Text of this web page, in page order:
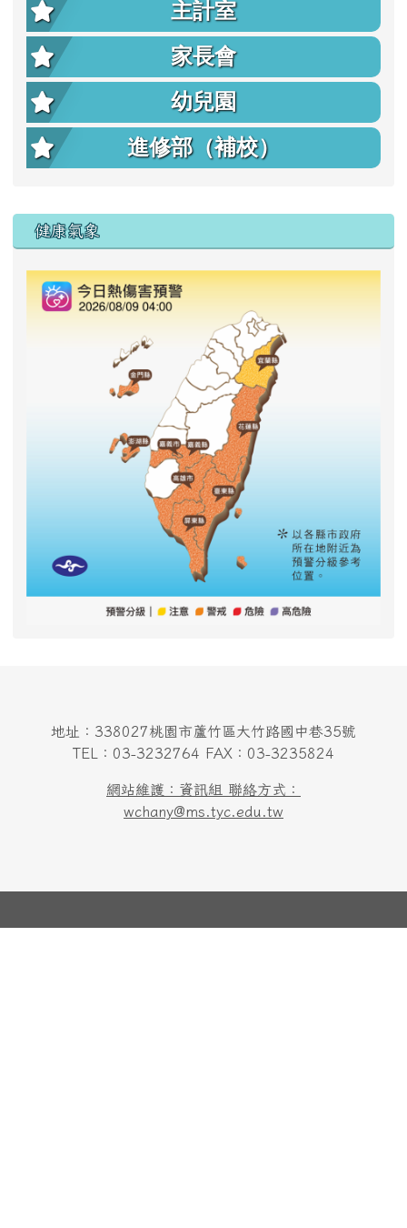
主計室
家長會
幼兒園
進修部（補校）
右邊區域內容
健康氣象
地址：338027桃園市蘆竹區大竹路國中巷35號
TEL：03-3232764 FAX：03-3235824
網站維護：資訊組 聯絡方式：
wchany@ms.tyc.edu.tw